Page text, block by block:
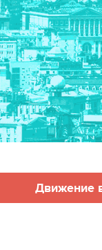
Движение